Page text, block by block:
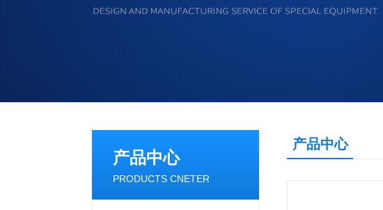
产品中心
PRODUCTS CNETER
产品中心